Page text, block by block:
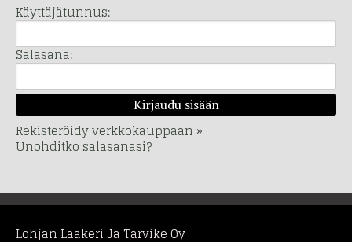
Käyttäjätunnus:
Salasana:
Rekisteröidy verkkokauppaan »
Unohditko salasanasi?
Lohjan Laakeri Ja Tarvike Oy